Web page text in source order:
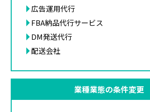
広告運用代行
FBA納品代行サービス
DM発送代行
配送会社
業種業態の条件変更